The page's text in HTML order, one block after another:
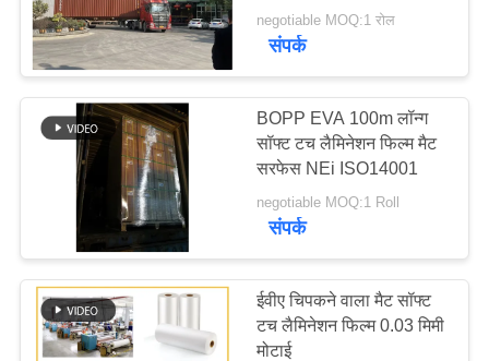
को बढ़ाएं
negotiable MOQ:1 रोल
संपर्क
BOPP EVA 100m लॉन्ग
सॉफ्ट टच लैमिनेशन फिल्म मैट
सरफेस NEi ISO14001
negotiable MOQ:1 Roll
संपर्क
ईवीए चिपकने वाला मैट सॉफ्ट
टच लैमिनेशन फिल्म 0.03 मिमी
मोटाई